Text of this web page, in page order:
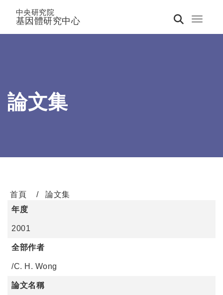
Toggle
中央研究院
基因體研究中心
論文集
首頁
論文集
年度
2001
全部作者
/C. H. Wong
論文名稱